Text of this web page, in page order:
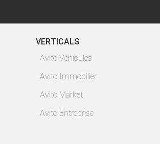
VERTICALS
Avito Véhicules
Avito Immobilier
Avito Market
Avito Entreprise